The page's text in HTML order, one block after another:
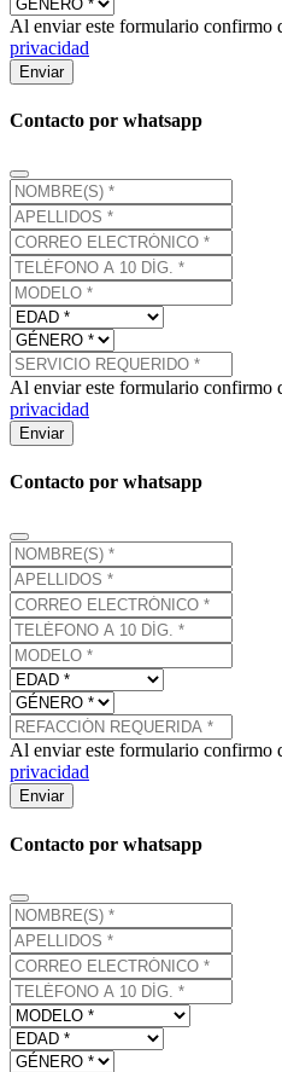
Al enviar este formulario confirmo
privacidad
Enviar
Contacto por whatsapp
Al enviar este formulario confirmo
privacidad
Enviar
Contacto por whatsapp
Al enviar este formulario confirmo
privacidad
Enviar
Contacto por whatsapp